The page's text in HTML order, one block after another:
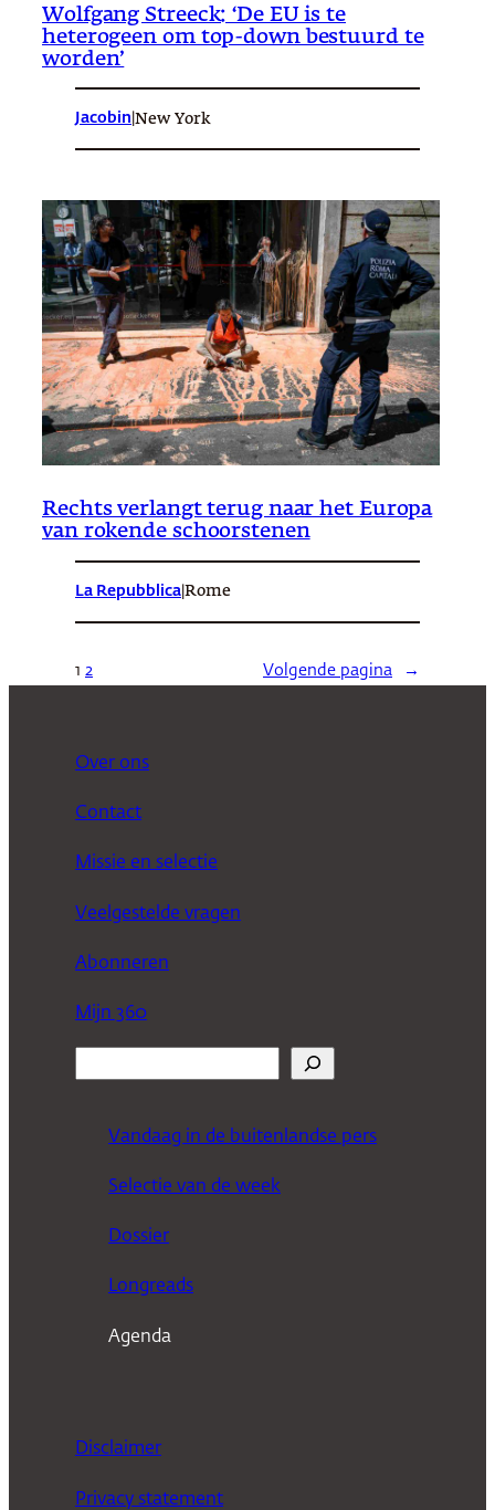
Wolfgang Streeck: ‘De EU is te
heterogeen om top-down bestuurd te
worden’
Jacobin New York
Rechts verlangt terug naar het Europa
van rokende schoorstenen
La Repubblica Rome
1 2 Volgende pagina →
Over ons
Contact
Missie en selectie
Veelgestelde vragen
Abonneren
Mijn 360
Vandaag in de buitenlandse pers
Selectie van de week
Dossier
Longreads
Agenda
Disclaimer
Privacy statement